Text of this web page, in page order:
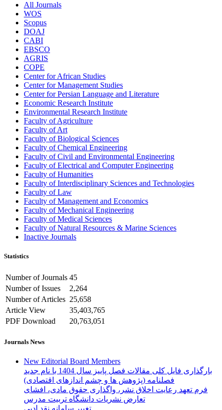
All Journals
WOS
Scopus
DOAJ
CABI
EBSCO
AGRIS
COPE
Center for African Studies
Center for Management Studies
Center for Persian Language and Literature
Economic Research Institute
Environmental Research Institute
Faculty of Agriculture
Faculty of Art
Faculty of Biological Sciences
Faculty of Chemical Engineering
Faculty of Civil and Environmental Engineering
Faculty of Electrical and Computer Engineering
Faculty of Humanities
Faculty of Interdisciplinary Sciences and Technologies
Faculty of Law
Faculty of Management and Economics
Faculty of Mechanical Engineering
Faculty of Medical Sciences
Faculty of Natural Resources & Marine Sciences
Inactive Journals
Statistics
Number of Journals 45
Number of Issues
2,264
Number of Articles 25,658
Article View
35,403,765
PDF Download
20,763,051
Journals News
New Editorial Board Members
بارگذاری فایل کلی مقالات فصل پاییز سال 1404 با نام جدید
فصلنامه (پژوهش ها و چشم اندازهای اقتصادی)
فرم تعهد رعایت اخلاق نشر، واگذاری حقوق مادی، افشای
تعارض نشریات دانشگاه تربیت مدرس
تغییر سامانه نقد ادبی